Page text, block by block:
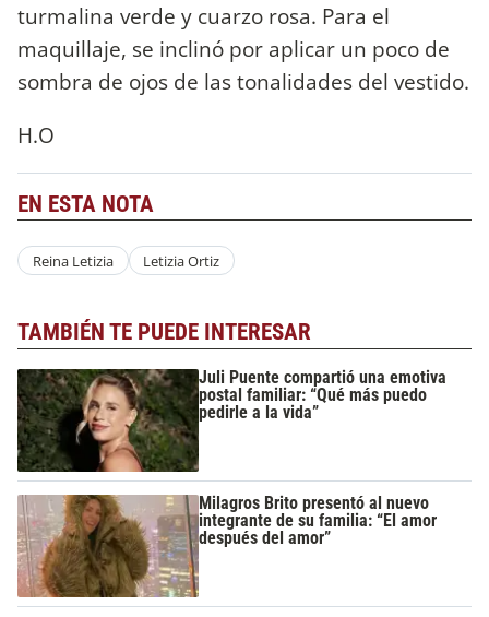
turmalina verde y cuarzo rosa. Para el
maquillaje, se inclinó por aplicar un poco de
sombra de ojos de las tonalidades del vestido.
H.O
EN ESTA NOTA
Reina Letizia Letizia Ortiz
TAMBIÉN TE PUEDE INTERESAR
Juli Puente compartió una emotiva
postal familiar: “Qué más puedo
pedirle a la vida”
Milagros Brito presentó al nuevo
integrante de su familia: “El amor
después del amor”